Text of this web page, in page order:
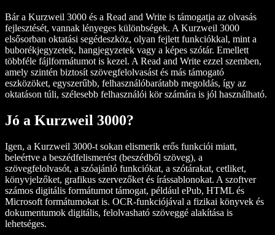
Bár a Kurzweil 3000 és a Read and Write is támogatja az olvasás
fejlesztését, vannak lényeges különbségek. A Kurzweil 3000
elsősorban oktatási segédeszköz, olyan fejlett funkciókkal, mint a
buborékjegyzetek, hangjegyzetek vagy a képes szótár. Emellett
többféle fájlformátumot is kezel. A Read and Write ezzel szemben,
amely szintén biztosít szövegfelolvasást és más támogató
eszközöket, egyszerűbb, felhasználóbarátabb megoldás, így az
oktatáson túli, szélesebb felhasználói kör számára is jól használható.
Jó a Kurzweil 3000?
Igen, a Kurzweil 3000-t sokan elismerik erős funkciói miatt,
beleértve a beszédfelismerést (beszédből szöveg), a
szövegfelolvasót, a szóajánló funkciókat, a szótárakat, cetliket,
könyvjelzőket, grafikus szervezőket és írássablonokat. A szoftver
számos digitális formátumot támogat, például ePub, HTML és
Microsoft formátumokat is. OCR-funkciójával a fizikai könyvek és
dokumentumok digitális, felolvasható szöveggé alakítása is
lehetséges.